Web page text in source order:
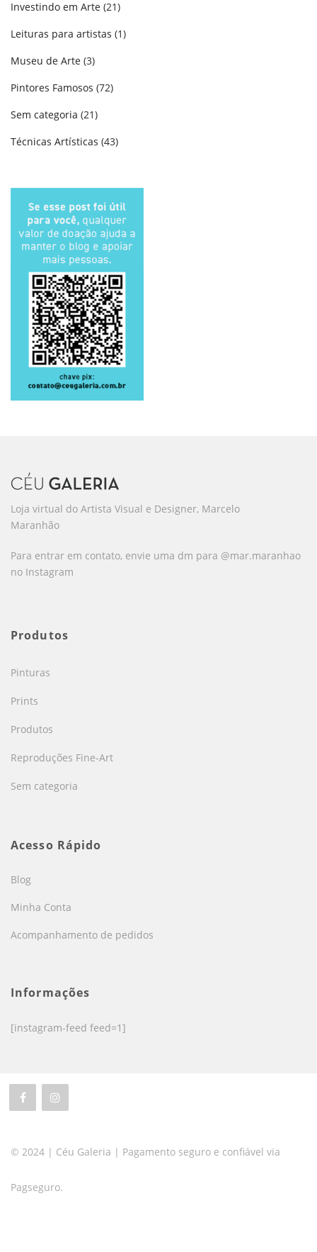
Investindo em Arte (21)
Leituras para artistas (1)
Museu de Arte (3)
Pintores Famosos (72)
Sem categoria (21)
Técnicas Artísticas (43)
Loja virtual do Artista Visual e Designer, Marcelo
Maranhão
Para entrar em contato, envie uma dm para @mar.maranhao
no Instagram
Produtos
Pinturas
Prints
Produtos
Reproduções Fine-Art
Sem categoria
Acesso Rápido
Blog
Minha Conta
Acompanhamento de pedidos
Informações
[instagram-feed feed=1]
© 2024 | Céu Galeria | Pagamento seguro e confiável via
Pagseguro.